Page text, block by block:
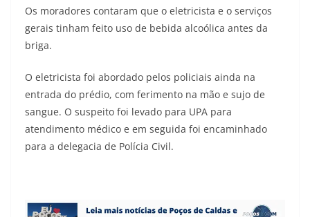
Os moradores contaram que o eletricista e o serviços
gerais tinham feito uso de bebida alcoólica antes da
briga.
O eletricista foi abordado pelos policiais ainda na
entrada do prédio, com ferimento na mão e sujo de
sangue. O suspeito foi levado para UPA para
atendimento médico e em seguida foi encaminhado
para a delegacia de Polícia Civil.